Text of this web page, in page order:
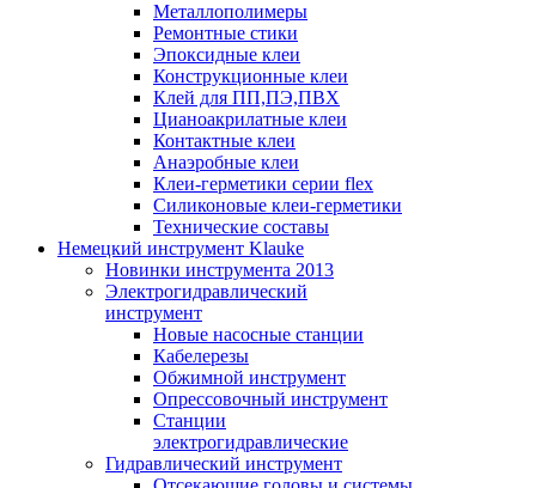
Металлополимеры
Ремонтные стики
Эпоксидные клеи
Конструкционные клеи
Клей для ПП,ПЭ,ПВХ
Цианоакрилатные клеи
Контактные клеи
Анаэробные клеи
Клеи-герметики серии flex
Силиконовые клеи-герметики
Технические составы
Немецкий инструмент Klauke
Новинки инструмента 2013
Электрогидравлический
инструмент
Новые насосные станции
Кабелерезы
Обжимной инструмент
Опрессовочный инструмент
Станции
электрогидравлические
Гидравлический инструмент